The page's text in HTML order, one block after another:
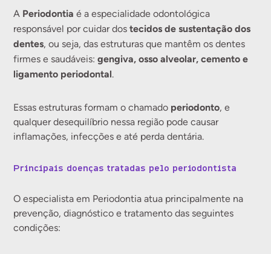
A Periodontia é a especialidade odontológica
responsável por cuidar dostecidos de sustentação dos
dentes, ou seja, das estruturas que mantêm os dentes
firmes e saudáveis:gengiva, osso alveolar, cemento e
ligamento periodontal.
Essas estruturas formam o chamado periodonto, e
qualquer desequilíbrio nessa região pode causar
inflamações, infecções e até perda dentária.
Principais doenças tratadas pelo periodontista
O especialista em Periodontia atua principalmente na
prevenção, diagnóstico e tratamento das seguintes
condições: